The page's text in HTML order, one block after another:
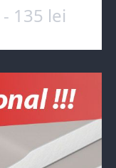
135 lei